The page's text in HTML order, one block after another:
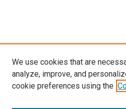
We use cookies that are
analyze, improve, and
cookie preferences using the